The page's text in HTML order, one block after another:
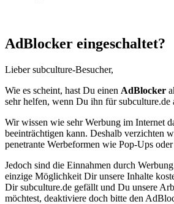
AdBlocker eingeschaltet?
Lieber subculture-Besucher,
Wie es scheint, hast Du einen AdBlocker
sehr helfen, wenn Du ihn für subculture.de
Wir wissen wie sehr Werbung im Internet
beeinträchtigen kann. Deshalb verzichten
penetrante Werbeformen wie Pop-Ups
Jedoch sind die Einnahmen durch
einzige Möglichkeit Dir unsere Inhalte
Dir subculture.de gefällt und Du unsere
möchtest, deaktiviere doch bitte den